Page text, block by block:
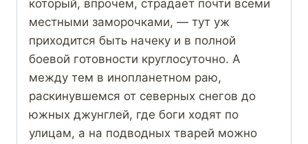
который, впрочем, страдает почти всеми
местными заморочками, — тут уж
приходится быть начеку и в полной
боевой готовности круглосуточно. А
между тем в инопланетном раю,
раскинувшемся от северных снегов до
южных джунглей, где боги ходят по
улицам, а на подводных тварей можно